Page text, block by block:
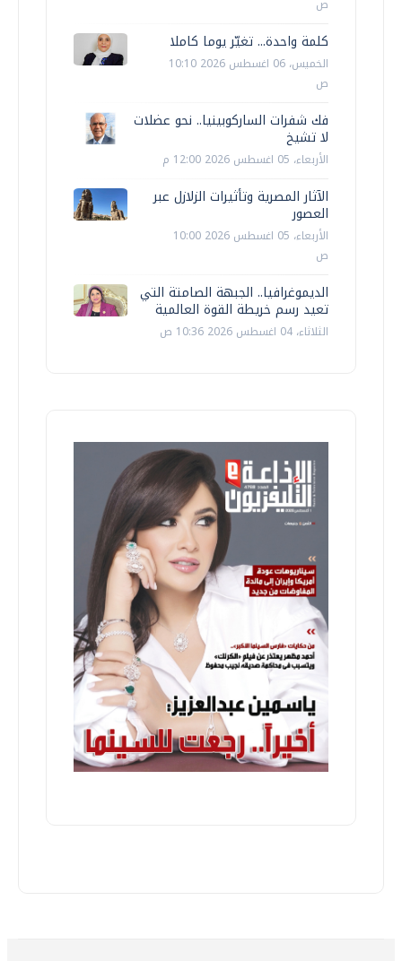
ص
كلمة واحدة... تغيّر يوما كاملا
الخميس، 06 اغسطس 2026 10:10
ص
فك شفرات الساركوبينيا.. نحو عضلات
لا تشيخ
الأربعاء، 05 اغسطس 2026 12:00 م
الآثار المصرية وتأثيرات الزلازل عبر
العصور
الأربعاء، 05 اغسطس 2026 10:00
ص
الديموغرافيا.. الجبهة الصامتة التي
تعيد رسم خريطة القوة العالمية
الثلاثاء، 04 اغسطس 2026 10:36 ص